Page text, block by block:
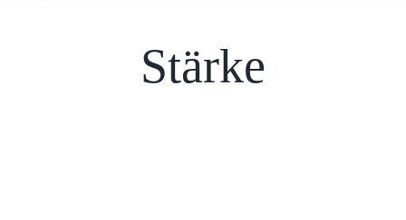
Stärke